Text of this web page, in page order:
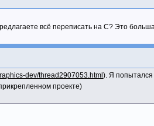
всё переписать на С? Это
dev/thread2907053.html). Я попытался
проекте)